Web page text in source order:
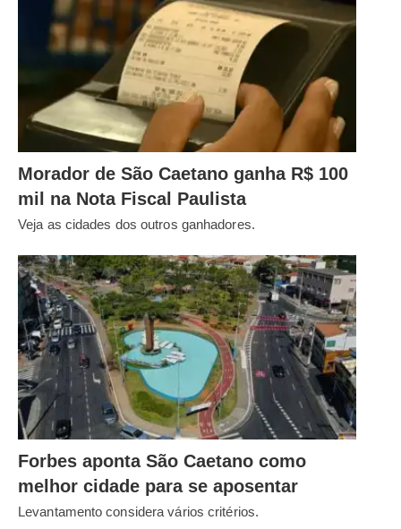
Morador de São Caetano ganha R$ 100
mil na Nota Fiscal Paulista
Veja as cidades dos outros ganhadores.
Forbes aponta São Caetano como
melhor cidade para se aposentar
Levantamento considera vários critérios.